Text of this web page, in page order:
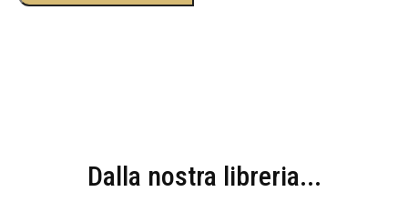
Dalla nostra libreria...